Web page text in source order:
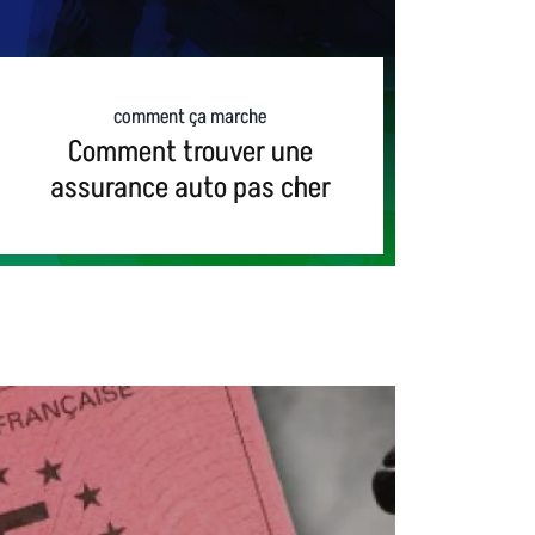
comment ça marche
Comment trouver une
assurance auto pas cher